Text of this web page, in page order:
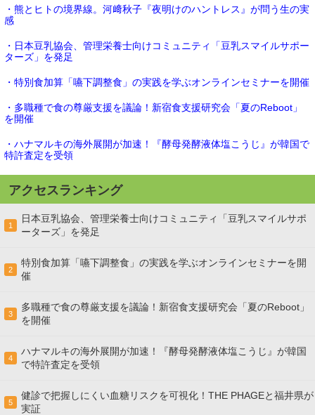
・熊とヒトの境界線。河﨑秋子『夜明けのハントレス』が問う生の実
感
・日本豆乳協会、管理栄養士向けコミュニティ「豆乳スマイルサポー
ターズ」を発足
・特別食加算「嚥下調整食」の実践を学ぶオンラインセミナーを開催
・多職種で食の尊厳支援を議論！新宿食支援研究会「夏のReboot」
を開催
・ハナマルキの海外展開が加速！『酵母発酵液体塩こうじ』が韓国で
特許査定を受領
アクセスランキング
1
日本豆乳協会、管理栄養士向けコミュニティ「豆乳スマイルサポ
ーターズ」を発足
2
特別食加算「嚥下調整食」の実践を学ぶオンラインセミナーを開
催
3
多職種で食の尊厳支援を議論！新宿食支援研究会「夏のReboot」
を開催
4
ハナマルキの海外展開が加速！『酵母発酵液体塩こうじ』が韓国
で特許査定を受領
5
健診で把握しにくい血糖リスクを可視化！THE PHAGEと福井県が
実証